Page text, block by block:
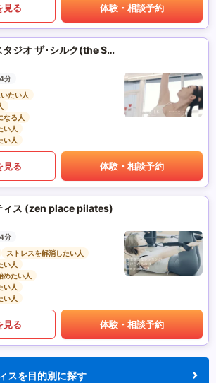
見る 体験・相談予約
マシンピラティススタジオ ザ･シルク(the SILK)
分
たい人
なる人
い人
い人
見る 体験・相談予約
ィス (zen place pilates)
分
ストレスを解消したい人
い人
めたい人
い人
い人
見る 体験・相談予約
スを目的別に探す